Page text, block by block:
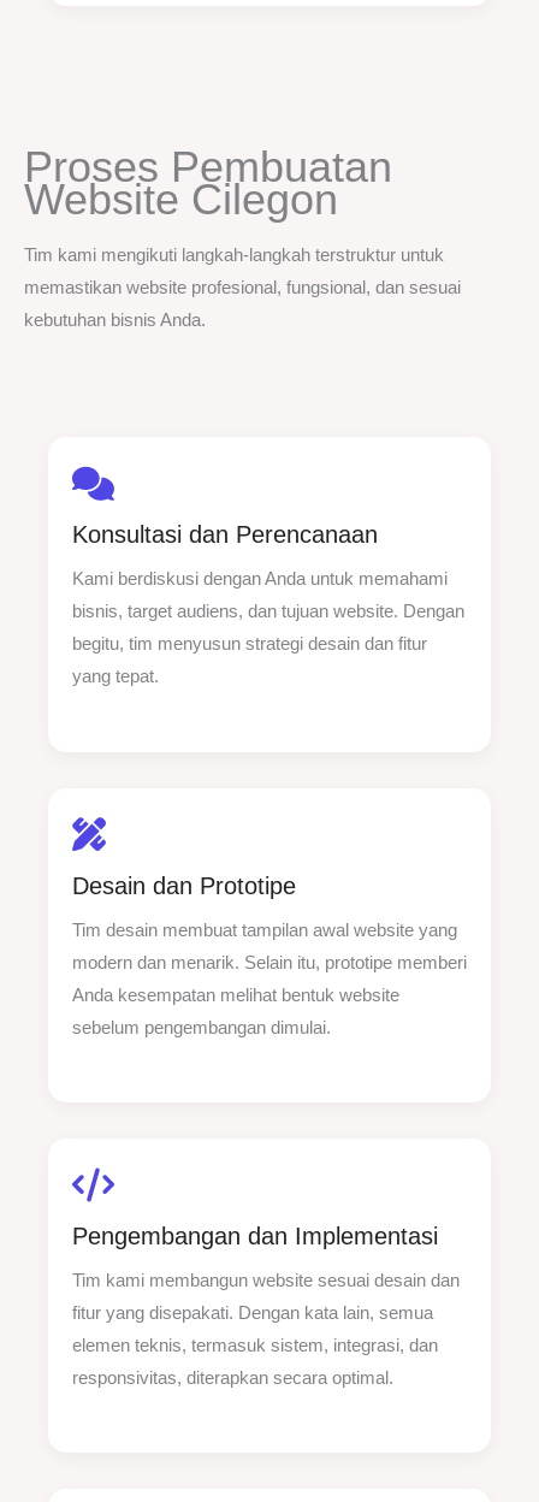
Proses Pembuatan
Website Cilegon
Tim kami mengikuti langkah-langkah terstruktur untuk
memastikan website profesional, fungsional, dan sesuai
kebutuhan bisnis Anda.
Konsultasi dan Perencanaan
Kami berdiskusi dengan Anda untuk memahami
bisnis, target audiens, dan tujuan website. Dengan
begitu, tim menyusun strategi desain dan fitur
yang tepat.
Desain dan Prototipe
Tim desain membuat tampilan awal website yang
modern dan menarik. Selain itu, prototipe memberi
Anda kesempatan melihat bentuk website
sebelum pengembangan dimulai.
Pengembangan dan Implementasi
Tim kami membangun website sesuai desain dan
fitur yang disepakati. Dengan kata lain, semua
elemen teknis, termasuk sistem, integrasi, dan
responsivitas, diterapkan secara optimal.